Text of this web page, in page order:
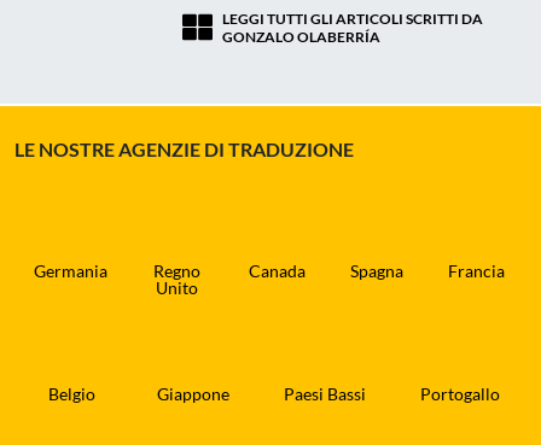
LEGGI TUTTI GLI ARTICOLI SCRITTI DA
GONZALO OLABERRÍA
LE NOSTRE AGENZIE DI TRADUZIONE
Germania
Regno
Unito
Canada Spagna Francia
Belgio Giappone Paesi Bassi Portogallo